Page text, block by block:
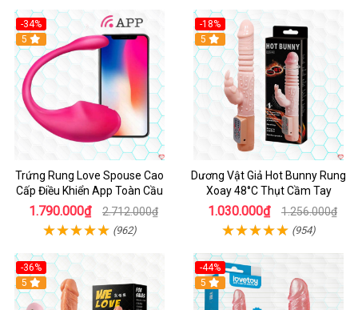
-34%
5
Trứng Rung Love Spouse Cao
Cấp Điều Khiển App Toàn Cầu
1.790.000₫ 2.712.000₫
(962)
-18%
Hot
5
Dương Vật Giả Hot Bunny Rung
Xoay 48°C Thụt Cầm Tay
1.030.000₫ 1.256.000₫
(954)
-36%
5
-44%
Hot
5